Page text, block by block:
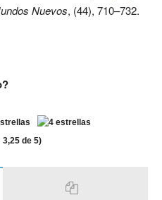
Nuevos, (44), 710–732.
3,25 de 5)